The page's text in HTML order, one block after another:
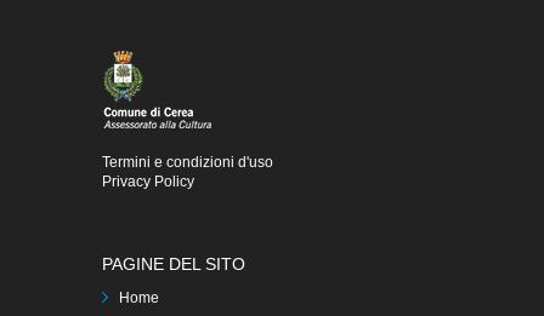
Termini e condizioni d'uso
Privacy Policy
PAGINE DEL SITO
Home